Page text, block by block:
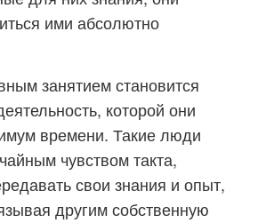
ими абсолютно
занятием становится
которой они
времени. Такие люди
чувством такта,
свои знания и опыт,
другим собственную